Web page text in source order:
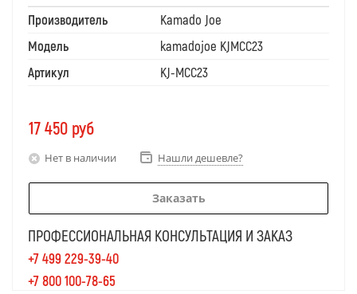
Производитель
Kamado Joe
Модель
kamadojoe KJMCC23
Артикул
KJ-MCC23
17 450 руб
Нет в наличии Нашли дешевле?
Заказать
ПРОФЕССИОНАЛЬНАЯ КОНСУЛЬТАЦИЯ И ЗАКАЗ
+7 499 229-39-40
+7 800 100-78-65